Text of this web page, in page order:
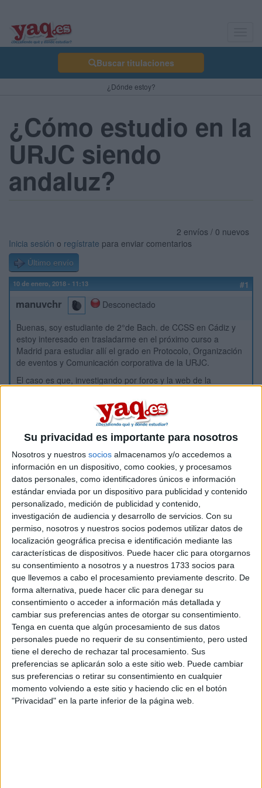
Su privacidad es importante para nosotros
Nosotros y nuestros socios almacenamos y/o accedemos a
información en un dispositivo, como cookies, y procesamos
datos personales, como identificadores únicos e información
estándar enviada por un dispositivo para publicidad y contenido
personalizado, medición de publicidad y contenido,
investigación de audiencia y desarrollo de servicios. Con su
permiso, nosotros y nuestros socios podemos utilizar datos de
localización geográfica precisa e identificación mediante las
características de dispositivos. Puede hacer clic para otorgarnos
su consentimiento a nosotros y a nuestros 1733 socios para
que llevemos a cabo el procesamiento previamente descrito. De
forma alternativa, puede hacer clic para denegar su
consentimiento o acceder a información más detallada y
cambiar sus preferencias antes de otorgar su consentimiento.
Tenga en cuenta que algún procesamiento de sus datos
personales puede no requerir de su consentimiento, pero usted
tiene el derecho de rechazar tal procesamiento. Sus
preferencias se aplicarán solo a este sitio web. Puede cambiar
sus preferencias o retirar su consentimiento en cualquier
momento volviendo a este sitio y haciendo clic en el botón
"Privacidad" en la parte inferior de la página web.
Buscar titulaciones
¿Dónde estoy?
¿Cómo estudio en la
URJC siendo
andaluz?
2 envíos / 0 nuevos
Inicia sesión o regístrate para enviar comentarios
Último envío
10 de enero, 2018 - 11:13 #1
manuvchr
Desconectado
Buenas, soy estudiante de 2°de Bach. de CCSS en Cádiz y
estoy interesado en trasladarme en el próximo curso a
Madrid para estudiar allí el grado en Protocolo, Organización
de eventos y Comunicación corporativa de la URJC.
El caso es que, investigando por foros y la web de la
y traslados de expedientes, pero no me queda muy claro...
Lo que me gustaría saber es qué debo de hacer tras realizar
la PBAU. A ver si alguien que haya tenido que hacer los
trámites me puede aclarar un poco, ¡estoy hecho un lio!
Inicio
Etiquetas:
La universidad - un mundo
Otros Másteres de Ciencias Sociales y Jurídicas